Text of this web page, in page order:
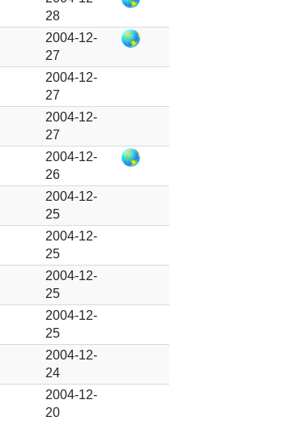
28
2004-12-
27
2004-12-
27
2004-12-
27
2004-12-
26
2004-12-
25
2004-12-
25
2004-12-
25
2004-12-
25
2004-12-
24
2004-12-
20